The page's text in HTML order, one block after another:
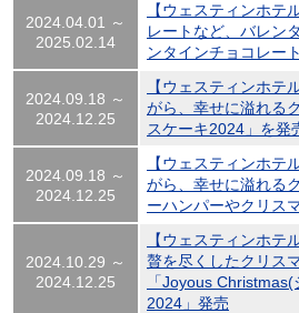
2024.04.01 ～
2025.02.14
【ウェスティンホテ
レートなど、バレン
ンタインチョコレー
2024.09.18 ～
2024.12.25
【ウェスティンホテ
がら、幸せに溢れる
スケーキ2024」を発
2024.09.18 ～
2024.12.25
【ウェスティンホテ
がら、幸せに溢れる
ーハンパーやクリス
2024.10.29 ～
2024.12.25
【ウェスティンホテ
贅を尽くしたクリス
「Joyous
2024」発売